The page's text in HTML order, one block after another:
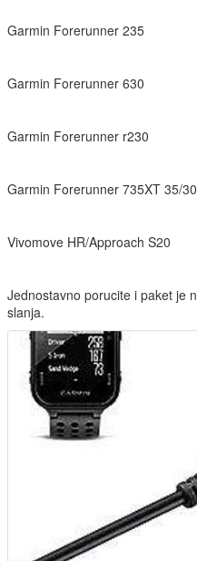
Garmin Forerunner 235
Garmin Forerunner 630
Garmin Forerunner r230
Garmin Forerunner 735XT 35/
Vivomove HR/Approach S20
Jednostavno porucite i paket je
slanja.